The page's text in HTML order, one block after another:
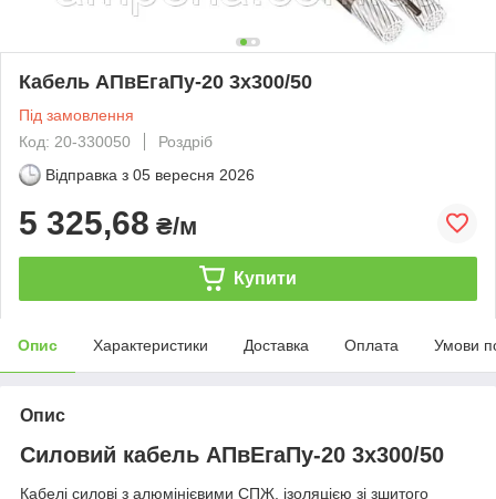
Кабель АПвЕгаПу‑20 3х300/50
Під замовлення
Код: 20-330050
Роздріб
Відправка з 05 вересня 2026
5 325,68 ₴/м
Купити
Опис Характеристики Доставка Оплата Умови
Опис
Силовий кабель АПвЕгаПу-20 3х300/50
Кабелі силові з алюмінієвими СПЖ, ізоляцією зі зшитого